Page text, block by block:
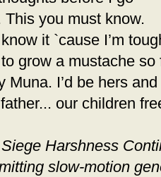
This you must know.
it `cause I’m
grow a mustache so
Muna. I’d be hers
our children
Harshness
slow-motion